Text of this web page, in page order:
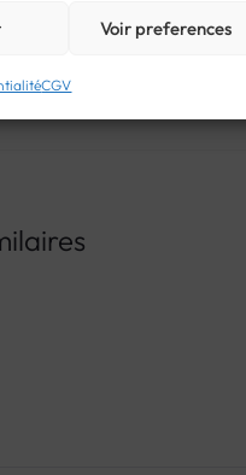
Voir preferences
CGV